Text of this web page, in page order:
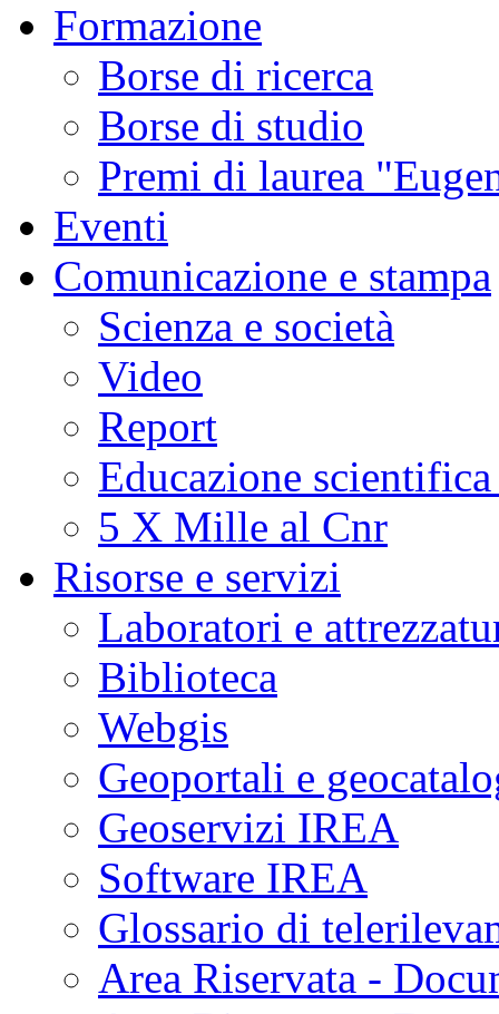
Formazione
Borse di ricerca
Borse di studio
Premi di laurea
Eventi
Comunicazione e stampa
Scienza e società
Video
Report
Educazione
5 X Mille al Cnr
Risorse e servizi
Laboratori e
Biblioteca
Webgis
Geoportali e
Geoservizi IREA
Software IREA
Glossario di
Area Riservata -